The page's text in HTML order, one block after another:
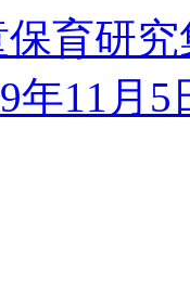
保育研
年11月5